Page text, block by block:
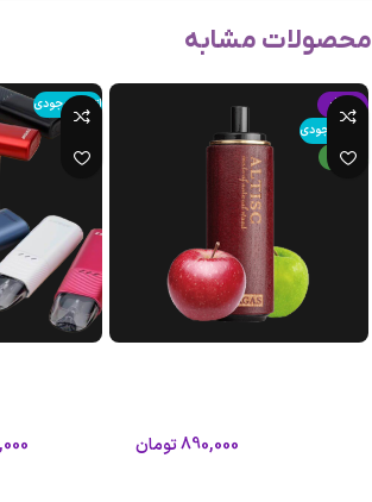
محصولات مشابه
-15%
اتمام موجودی
جدید
890,000تومان
اتمام موجودی